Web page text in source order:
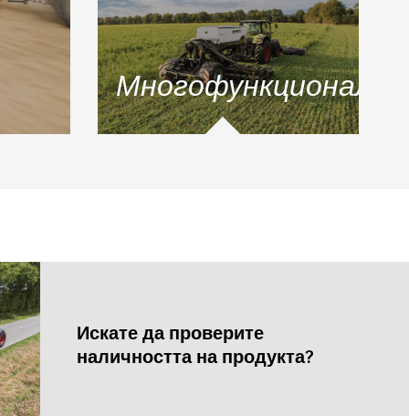
Искате да проверите
наличността на продукта?